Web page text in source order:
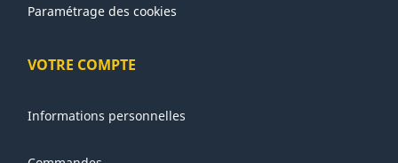
Paramétrage des cookies
VOTRE COMPTE
Informations personnelles